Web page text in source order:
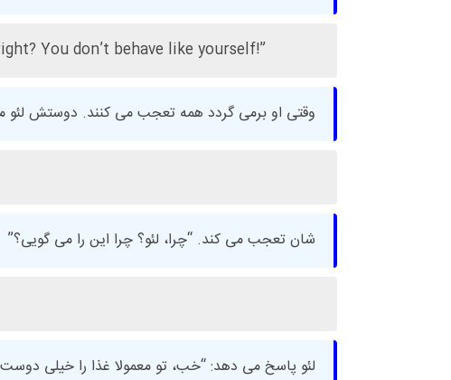
You don’t behave like yourself!”
وقتی او برمی گردد همه تعجب می کنند. دوستش
شان تعجب می کند. “چرا، لئو؟ چرا این را می گویی؟”
لئو پاسخ می دهد: “خب، تو معمولا غذا را خیلی دوست